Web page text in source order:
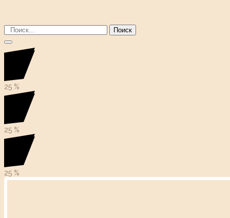
Поиск
25 %
25 %
25 %